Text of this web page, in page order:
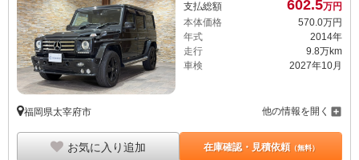
支払総額 602.5万円
本体価格
570.0万円
年式
2014年
走行
9.8万km
車検
2027年10月
福岡県太宰府市 他の情報を開く
お気に入り追加 在庫確認・見積依頼（無料）